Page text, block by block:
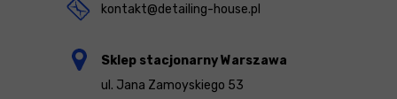
kontakt@detailing-house.pl
Sklep stacjonarny Warszawa
ul. Jana Zamoyskiego 53